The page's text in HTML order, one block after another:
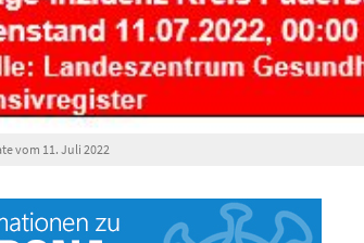
vom 11. Juli 2022